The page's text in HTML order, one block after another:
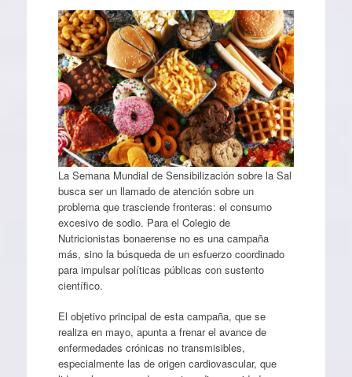
La Semana Mundial de Sensibilización sobre la Sal
busca ser un llamado de atención sobre un
problema que trasciende fronteras: el consumo
excesivo de sodio. Para el Colegio de
Nutricionistas bonaerense no es una campaña
más, sino la búsqueda de un esfuerzo coordinado
para impulsar políticas públicas con sustento
científico.
El objetivo principal de esta campaña, que se
realiza en mayo, apunta a frenar el avance de
enfermedades crónicas no transmisibles,
especialmente las de origen cardiovascular, que